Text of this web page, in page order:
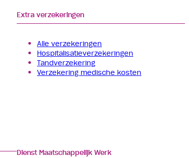
Extra verzekeringen
Alle verzekeringen
Hospitalisatie­verzekeringen
Tand­verzekering
Verzekering medische kosten
Dienst Maatschappelijk Werk